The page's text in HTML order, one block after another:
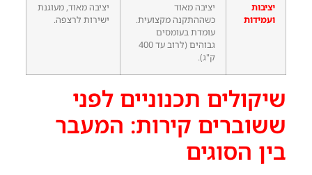
יציבות
ועמידות
יציבה מאוד
כשההתקנה מקצועית.
עומדת בעומסים
גבוהים (לרוב עד 400
ק"ג).
יציבה מאוד, מעוגנת
ישירות לרצפה.
שיקולים תכנוניים לפני
ששוברים קירות: המעבר
בין הסוגים